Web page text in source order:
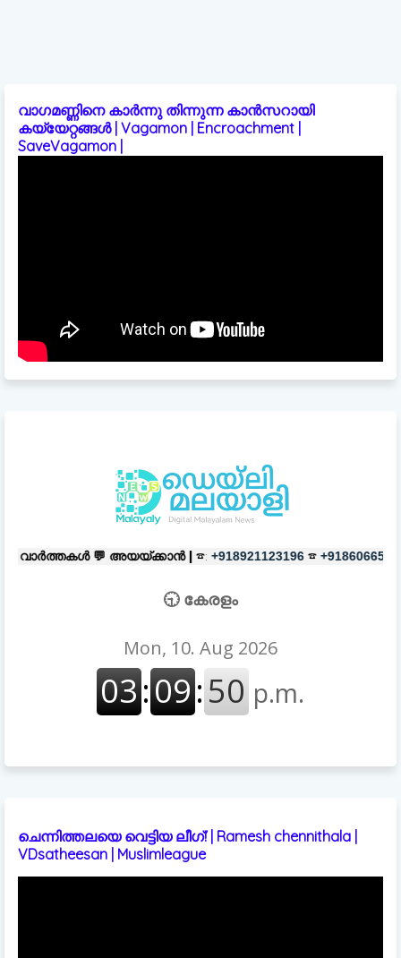
വാഗമണ്ണിനെ കാർന്നു തിന്നുന്ന കാൻസറായി
കയ്യേറ്റങ്ങൾ | Vagamon | Encroachment |
SaveVagamon |
അയയ്ക്കാൻ | ☎: +918921123196 ☎ +918606657037
🕤 കേരളം
ചെന്നിത്തലയെ വെട്ടിയ ലീഗ്! | Ramesh chennithala |
VDsatheesan | Muslimleague